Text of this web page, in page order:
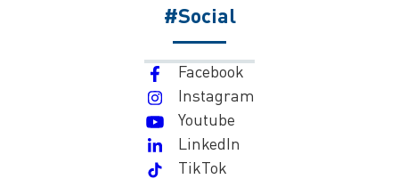
#Social
Facebook
Instagram
Youtube
LinkedIn
TikTok